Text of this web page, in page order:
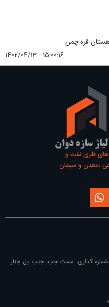
قره چمن.
1402/04/13 - 15:00:16
سازه دوان
های فلزی نفت و
،معدن و سیمان
از شماره گذاری، سمت چپ، جنب پل چنار